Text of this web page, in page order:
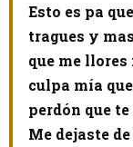
Esto es pa
tragues y
que me llores
culpa mía
perdón que
Me dejaste